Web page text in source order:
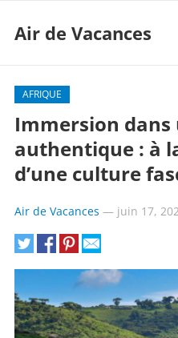
Air de Vacances
AFRIQUE
Immersion
authentique : à
d’une culture
Air de Vacances — juin 17,